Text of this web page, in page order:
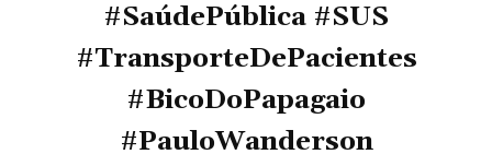
#SaúdePública #SUS
#TransporteDePacientes
#BicoDoPapagaio
#PauloWanderson